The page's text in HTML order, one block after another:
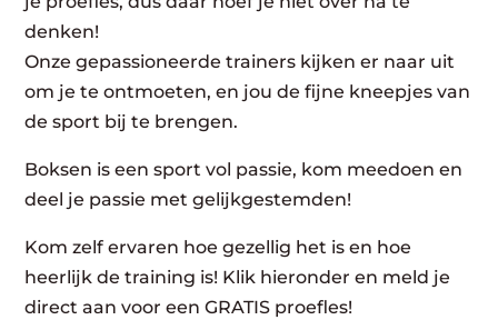
denken!
Onze gepassioneerde trainers kijken er naar uit
om je te ontmoeten, en jou de fijne kneepjes van
de sport bij te brengen.
Boksen is een sport vol passie, kom meedoen en
deel je passie met gelijkgestemden!
Kom zelf ervaren hoe gezellig het is en hoe
heerlijk de training is! Klik hieronder en meld je
direct aan voor een GRATIS proefles!